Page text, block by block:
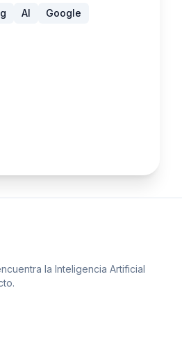
AI Google
la Inteligencia Artificial